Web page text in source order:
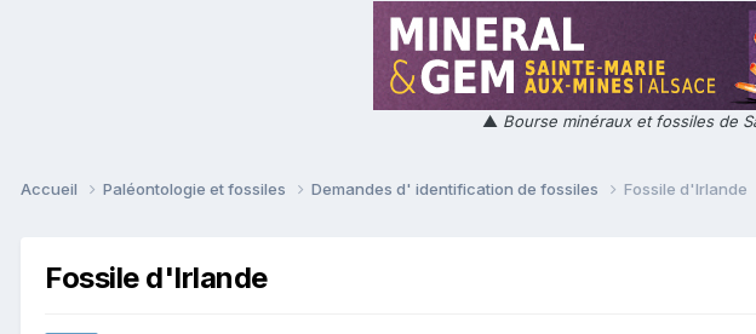
▲ Bourse minéraux et fossiles de
Accueil Paléontologie et fossiles Demandes d' identification de fossiles Fossile d'Irlande
Fossile d'Irlande